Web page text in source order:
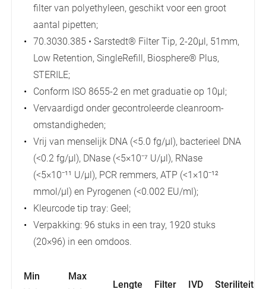
filter van polyethyleen, geschikt voor een groot
aantal pipetten;
70.3030.385 • Sarstedt® Filter Tip, 2-20µl, 51mm,
Low Retention, SingleRefill, Biosphere® Plus,
STERILE;
Conform ISO 8655-2 en met graduatie op 10µl;
Vervaardigd onder gecontroleerde cleanroom-
omstandigheden;
Vrij van menselijk DNA (<5.0 fg/µl), bacterieel DNA
(<0.2 fg/µl), DNase (<5×10⁻⁷ U/µl), RNase
(<5×10⁻¹¹ U/µl), PCR remmers, ATP (<1×10⁻¹²
mmol/µl) en Pyrogenen (<0.002 EU/ml);
Kleurcode tip tray: Geel;
Verpakking: 96 stuks in een tray, 1920 stuks
(20×96) in een omdoos.
Min
Max
Lengte Filter IVD Steriliteit